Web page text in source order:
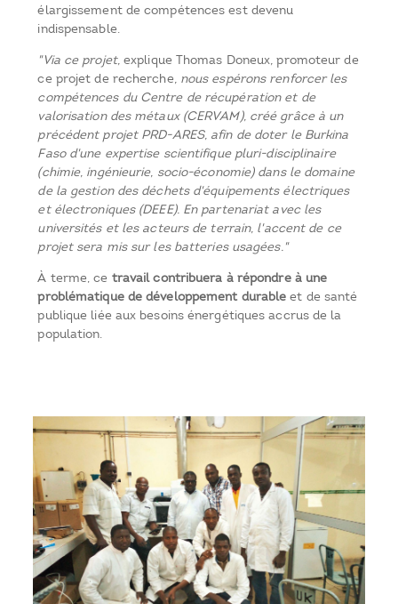
élargissement de compétences est devenu
indispensable.
"Via ce projet,explique Thomas Doneux,promoteur de
ce projet de recherche, nous espérons renforcer les
compétences du Centre de récupération et de
valorisation des métaux (CERVAM), créé grâce à un
précédent projet PRD-ARES, afin de doter le Burkina
Faso d'une expertise scientifique pluri-disciplinaire
(chimie, ingénieurie, socio-économie) dans le domaine
de la gestion des déchets d'équipements électriques
et électroniques (DEEE). En partenariat avec les
universités et les acteurs de terrain, l'accent de ce
projet sera mis sur les batteries usagées."
À terme, ce travail contribuera à répondre à une
problématique de développement durable et de santé
publique liée aux besoins énergétiques accrus de la
population.